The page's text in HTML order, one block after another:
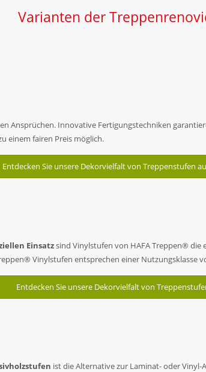
Varianten der
Ansprüchen. Innovative Fertigungstechniken
einem fairen Preis möglich.
Entdecken Sie unsere Dekorvielfalt von Treppenstufen
Einsatzsind Vinylstufen von HAFA Treppen® die
Vinylstufen entsprechen einer Nutzungsklasse
Entdecken Sie unsere Dekorvielfalt von
ist die Alternative zur Laminat- oder